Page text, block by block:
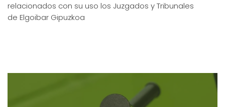
relacionados con su uso los Juzgados y Tribunales
de Elgoibar Gipuzkoa